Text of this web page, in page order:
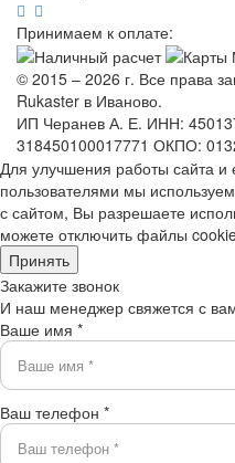
Принимаем к оплате:
© 2015 – 2026 г. Все права
Rukaster в Иваново.
ИП Черанев А. Е. ИНН:
318450100017771 ОКПО:
Для улучшения работы сайта и
пользователями мы
с сайтом, Вы разрешаете
можете отключить файлы
Принять
Закажите звонок
И наш менеджер свяжется с
Ваше имя *
Ваш телефон *